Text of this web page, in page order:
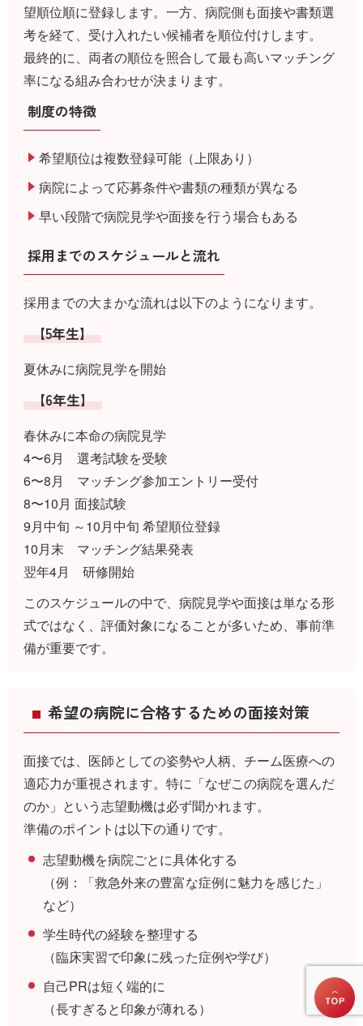
望順位順に登録します。一方、病院側も面接や書類選
考を経て、受け入れたい候補者を順位付けします。
最終的に、両者の順位を照合して最も高いマッチング
率になる組み合わせが決まります。
制度の特徴
希望順位は複数登録可能（上限あり）
病院によって応募条件や書類の種類が異なる
早い段階で病院見学や面接を行う場合もある
採用までのスケジュールと流れ
採用までの大まかな流れは以下のようになります。
【5年生】
夏休みに病院見学を開始
【6年生】
春休みに本命の病院見学
4〜6月 選考試験を受験
6〜8月 マッチング参加エントリー受付
8〜10月 面接試験
9月中旬 ～10月中旬 希望順位登録
10月末 マッチング結果発表
翌年4月 研修開始
このスケジュールの中で、病院見学や面接は単なる形
式ではなく、評価対象になることが多いため、事前準
備が重要です。
希望の病院に合格するための面接対策
面接では、医師としての姿勢や人柄、チーム医療への
適応力が重視されます。特に「なぜこの病院を選んだ
のか」という志望動機は必ず聞かれます。
準備のポイントは以下の通りです。
志望動機を病院ごとに具体化する
（例：「救急外来の豊富な症例に魅力を感じた」
など）
学生時代の経験を整理する
（臨床実習で印象に残った症例や学び）
自己PRは短く端的に
（長すぎると印象が薄れる）